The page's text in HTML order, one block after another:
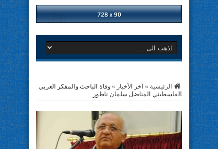
الرئيسية » آخر الأخبار » وفاة الباحث والمفكر العربي
الفلسطيني المناضل سلمان ناطور